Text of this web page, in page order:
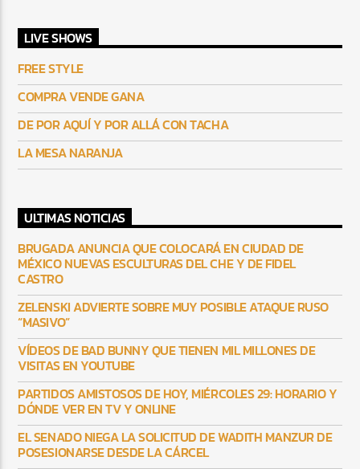
LIVE SHOWS
FREE STYLE
COMPRA VENDE GANA
DE POR AQUÍ Y POR ALLÁ CON TACHA
LA MESA NARANJA
ULTIMAS NOTICIAS
BRUGADA ANUNCIA QUE COLOCARÁ EN CIUDAD DE
MÉXICO NUEVAS ESCULTURAS DEL CHE Y DE FIDEL
CASTRO
ZELENSKI ADVIERTE SOBRE MUY POSIBLE ATAQUE RUSO
“MASIVO”
VÍDEOS DE BAD BUNNY QUE TIENEN MIL MILLONES DE
VISITAS EN YOUTUBE
PARTIDOS AMISTOSOS DE HOY, MIÉRCOLES 29: HORARIO Y
DÓNDE VER EN TV Y ONLINE
EL SENADO NIEGA LA SOLICITUD DE WADITH MANZUR DE
POSESIONARSE DESDE LA CÁRCEL